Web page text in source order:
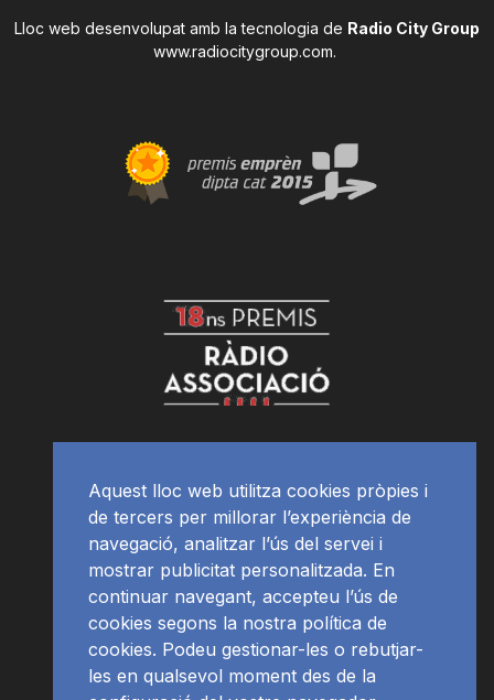
Lloc web desenvolupat amb la tecnologia de Radio City Group
www.radiocitygroup.com.
Aquest lloc web utilitza cookies pròpies i
de tercers per millorar l’experiència de
navegació, analitzar l’ús del servei i
mostrar publicitat personalitzada. En
continuar navegant, accepteu l’ús de
cookies segons la nostra política de
cookies. Podeu gestionar-les o rebutjar-
les en qualsevol moment des de la